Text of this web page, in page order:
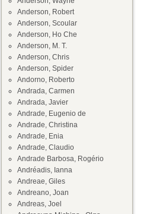
Anderson, Robert
Anderson, Scoular
Anderson, Ho Che
Anderson, M. T.
Anderson, Chris
Anderson, Spider
Andorno, Roberto
Andrada, Carmen
Andrada, Javier
Andrade, Eugenio de
Andrade, Christina
Andrade, Enia
Andrade, Claudio
Andrade Barbosa, Rogério
Andréadis, Ianna
Andreae, Giles
Andreano, Joan
Andreas, Joel